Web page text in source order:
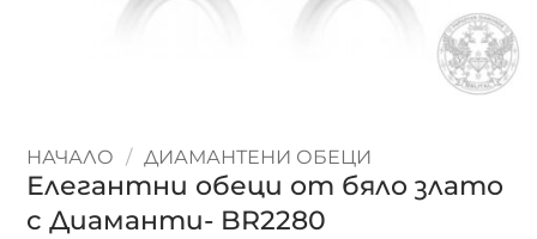
НАЧАЛО / ДИАМАНТЕНИ ОБЕЦИ
Елегантни обеци от бяло злато
с Диаманти- BR2280